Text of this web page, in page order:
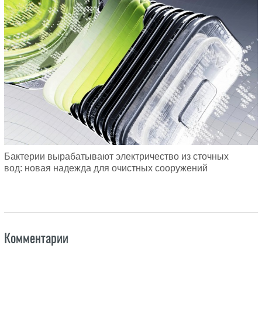
Бактерии вырабатывают электричество из сточных
вод: новая надежда для очистных сооружений
Комментарии